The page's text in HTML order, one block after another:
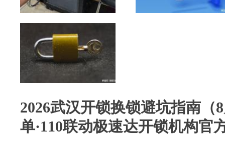
2026武汉开锁换锁避坑指南（
单·110联动极速达开锁机构官